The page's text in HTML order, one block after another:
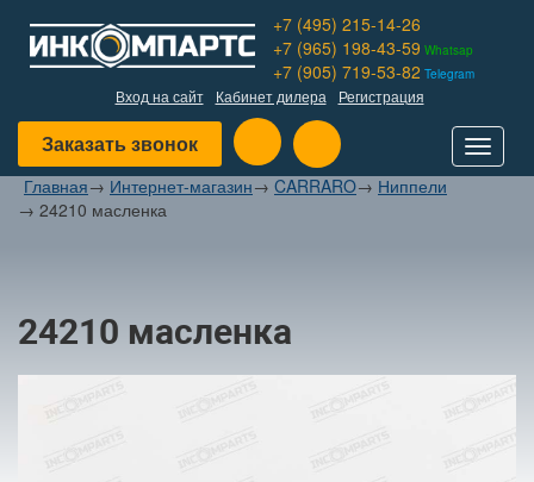
+7 (495) 215-14-26
+7 (965) 198-43-59 Whatsap
+7 (905) 719-53-82 Telegram
Вход на сайт Кабинет дилера Регистрация
Заказать звонок
Toggle
Главная→ Интернет-магазин→ CARRARO→ Ниппели
→ 24210 масленка
24210 масленка